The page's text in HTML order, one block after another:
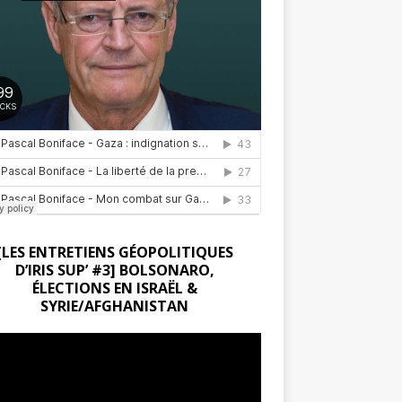
ENTRETIENS GÉOPOLITIQUES
D’IRIS SUP’ #3] BOLSONARO,
ÉLECTIONS EN ISRAËL &
SYRIE/AFGHANISTAN